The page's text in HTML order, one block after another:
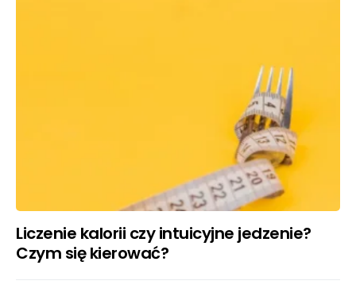
Liczenie kalorii czy intuicyjne jedzenie?
Czym się kierować?